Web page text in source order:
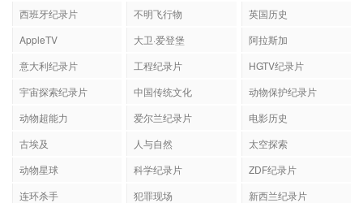
西班牙纪录片
不明飞行物
英国历史
AppleTV
大卫·爱登堡
阿拉斯加
意大利纪录片
工程纪录片
HGTV纪录片
宇宙探索纪录片
中国传统文化
动物保护纪录片
动物超能力
爱尔兰纪录片
电影历史
古埃及
人与自然
太空探索
动物星球
科学纪录片
ZDF纪录片
连环杀手
犯罪现场
新西兰纪录片